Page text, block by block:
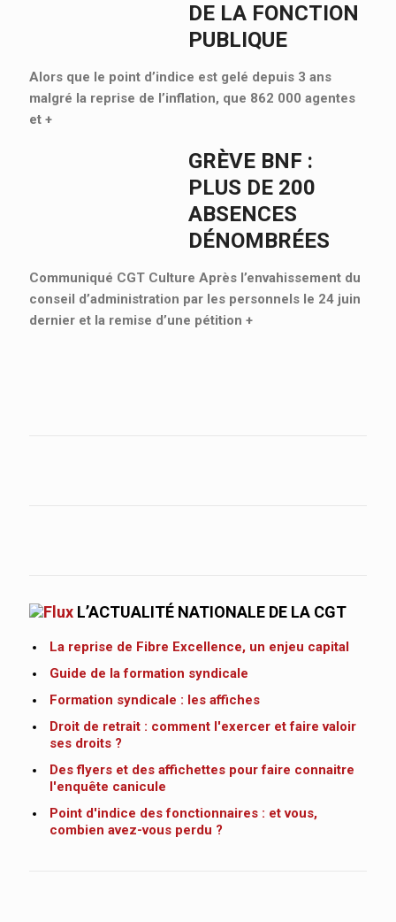
DE LA FONCTION
PUBLIQUE
Alors que le point d’indice est gelé depuis 3 ans
malgré la reprise de l’inflation, que 862 000 agentes
et +
GRÈVE BNF :
PLUS DE 200
ABSENCES
DÉNOMBRÉES
Communiqué CGT Culture Après l’envahissement du
conseil d’administration par les personnels le 24 juin
dernier et la remise d’une pétition +
L’ACTUALITÉ NATIONALE DE LA CGT
La reprise de Fibre Excellence, un enjeu capital
Guide de la formation syndicale
Formation syndicale : les affiches
Droit de retrait : comment l'exercer et faire valoir
ses droits ?
Des flyers et des affichettes pour faire connaitre
l'enquête canicule
Point d'indice des fonctionnaires : et vous,
combien avez-vous perdu ?